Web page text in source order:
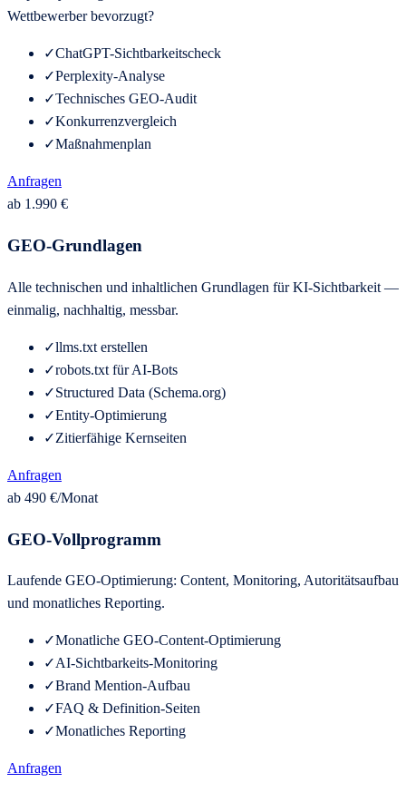
Wettbewerber bevorzugt?
✓ChatGPT-Sichtbarkeitscheck
✓Perplexity-Analyse
✓Technisches GEO-Audit
✓Konkurrenzvergleich
✓Maßnahmenplan
Anfragen
ab 1.990 €
GEO-Grundlagen
Alle technischen und inhaltlichen Grundlagen für KI-Sichtbarkeit —
einmalig, nachhaltig, messbar.
✓llms.txt erstellen
✓robots.txt für AI-Bots
✓Structured Data (Schema.org)
✓Entity-Optimierung
✓Zitierfähige Kernseiten
Anfragen
ab 490 €/Monat
GEO-Vollprogramm
Laufende GEO-Optimierung: Content, Monitoring, Autoritätsaufbau
und monatliches Reporting.
✓Monatliche GEO-Content-Optimierung
✓AI-Sichtbarkeits-Monitoring
✓Brand Mention-Aufbau
✓FAQ & Definition-Seiten
✓Monatliches Reporting
Anfragen